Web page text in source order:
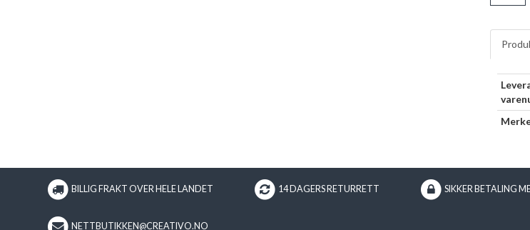
BILLIG FRAKT OVER HELE LANDET 14 DAGERS RETURRETT SIKKER BETALING
NETTBUTIKKEN@CREATIVO.NO